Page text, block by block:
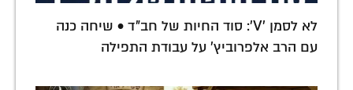
לא לסמן 'V': סוד החיות של חב"ד • שיחה כנה
עם הרב אלפרוביץ' על עבודת התפילה